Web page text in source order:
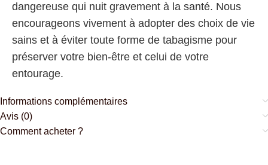
dangereuse qui nuit gravement à la santé. Nous
encourageons vivement à adopter des choix de vie
sains et à éviter toute forme de tabagisme pour
préserver votre bien-être et celui de votre
entourage.
Informations complémentaires
Avis (0)
Comment acheter ?